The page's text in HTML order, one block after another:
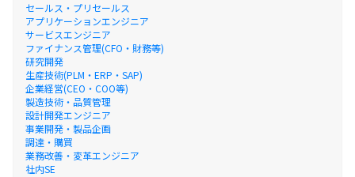
セールス・プリセールス
アプリケーションエンジニア
サービスエンジニア
ファイナンス管理(CFO・財務等)
研究開発
生産技術(PLM・ERP・SAP)
企業経営(CEO・COO等)
製造技術・品質管理
設計開発エンジニア
事業開発・製品企画
調達・購買
業務改善・変革エンジニア
社内SE